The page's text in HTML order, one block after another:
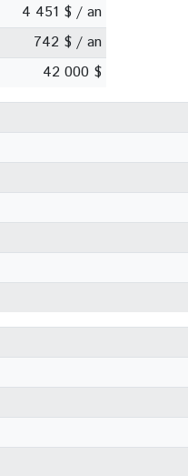
4 451 $ / an
742 $ / an
42 000 $